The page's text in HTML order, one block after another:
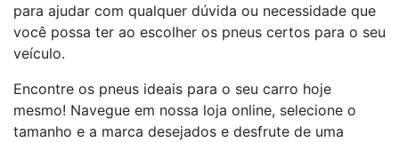
para ajudar com qualquer dúvida ou necessidade que
você possa ter ao escolher os pneus certos para o seu
veículo.
Encontre os pneus ideais para o seu carro hoje
mesmo! Navegue em nossa loja online, selecione o
tamanho e a marca desejados e desfrute de uma